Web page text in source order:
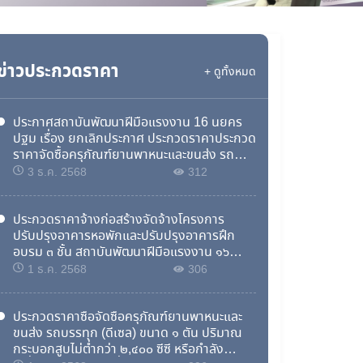
าวประกวดราคา + ดูทั้งหมด
ประกาศสถาบันพัฒนาฝีมือแรงงาน 16 นยคร
ปฐม เรื่อง ยกเลิกประกาศ ประกวดราคาประกวด
ราคาจัดซื้อครุภัณฑ์ยานพาหนะและขนส่ง รถ
บรรทุก (ดีเซล) ขนาด 1 ตัน ปริมาณกระบอกสูบ
ดับเบิ้ลแค็บ ด้วยวิธีประกวดราคาอิเล็กทรอนิกส์
(e-bidding)
3 ธ.ค. 2568 312
ประกวดราคาจ้างก่อสร้างจัดจ้างโครงการ
ปรับปรุงอาคารหอพักและปรับปรุงอาคารฝึก
อบรม ๓ ชั้น สถาบันพัฒนาฝีมือแรงงาน ๑๖
นครปฐม ตำบลลำเหย อำเภอดอนตูม จังหวัด
1 ธ.ค. 2568 306
ประกวดราคาซื้อจัดซื้อครุภัณฑ์ยานพาหนะและ
ขนส่ง รถบรรทุก (ดีเซล) ขนาด ๑ ตัน ปริมาณ
กระบอกสูบไม่ต่ำกว่า ๒,๔๐๐ ซีซี หรือกำลัง